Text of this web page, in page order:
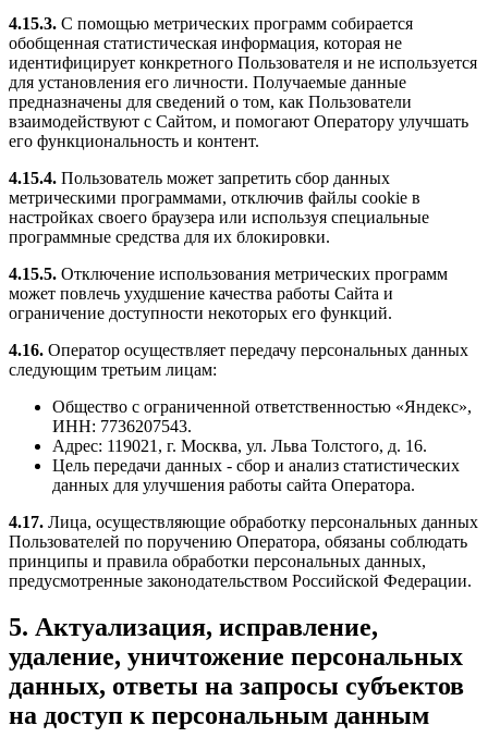
4.15.3. С помощью метрических программ собирается
обобщенная статистическая информация, которая не
идентифицирует конкретного Пользователя и не используется
для установления его личности. Получаемые данные
предназначены для сведений о том, как Пользователи
взаимодействуют с Сайтом, и помогают Оператору улучшать
его функциональность и контент.
4.15.4. Пользователь может запретить сбор данных
метрическими программами, отключив файлы cookie в
настройках своего браузера или используя специальные
программные средства для их блокировки.
4.15.5. Отключение использования метрических программ
может повлечь ухудшение качества работы Сайта и
ограничение доступности некоторых его функций.
4.16. Оператор осуществляет передачу персональных данных
следующим третьим лицам:
Общество с ограниченной ответственностью «Яндекс»,
ИНН: 7736207543.
Адрес: 119021, г. Москва, ул. Льва Толстого, д. 16.
Цель передачи данных - сбор и анализ статистических
данных для улучшения работы сайта Оператора.
4.17. Лица, осуществляющие обработку персональных данных
Пользователей по поручению Оператора, обязаны соблюдать
принципы и правила обработки персональных данных,
предусмотренные законодательством Российской Федерации.
5. Актуализация, исправление,
удаление, уничтожение персональных
данных, ответы на запросы субъектов
на доступ к персональным данным